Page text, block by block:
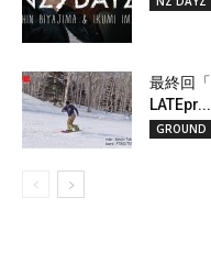
最終回
LATEpr...
GROUND